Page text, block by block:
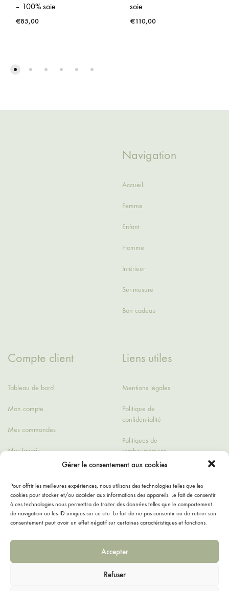
Gérer le consentement aux cookies
Pour offrir les meilleures expériences, nous utilisons des technologies telles que les
cookies pour stocker et/ou accéder aux informations des appareils. Le fait de consentir
à ces technologies nous permettra de traiter des données telles que le comportement
de navigation ou les ID uniques sur ce site. Le fait de ne pas consentir ou de retirer son
consentement peut avoir un effet négatif sur certaines caractéristiques et fonctions.
Accepter
Refuser
– 100% soie
€85,00
soie
€110,00
Navigation
Accueil
Femme
Enfant
Homme
Intérieur
Sur-mesure
Bon cadeau
Compte client
Tableau de bord
Mon compte
Mes commandes
Mes favoris
Liens utiles
Mentions légales
Politique de
confidentialité
Politiques de
remboursement
de ventes
Contact
Facebook